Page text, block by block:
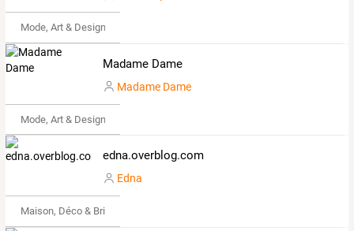
Mode, Art & Design
Madame Dame
Madame Dame
Mode, Art & Design
edna.overblog.com
Edna
Maison, Déco & Bricolage